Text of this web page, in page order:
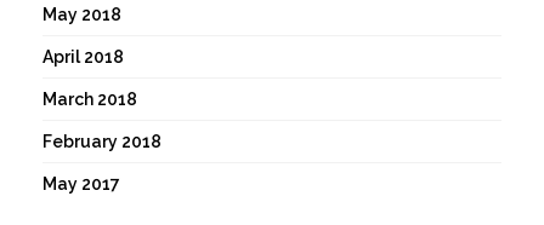
May 2018
April 2018
March 2018
February 2018
May 2017